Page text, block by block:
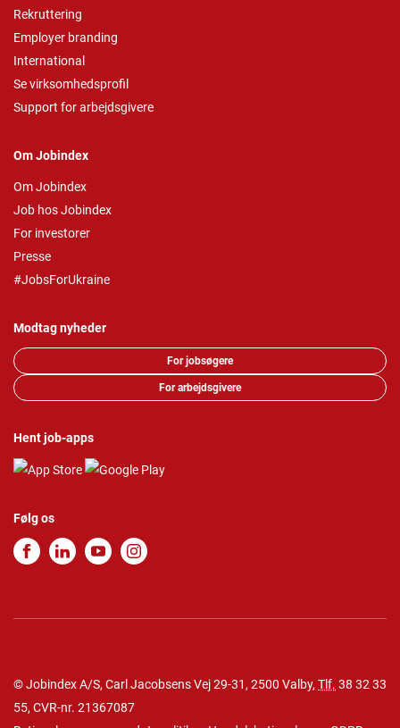
Rekruttering
Employer branding
International
Se virksomhedsprofil
Support for arbejdsgivere
Om Jobindex
Om Jobindex
Job hos Jobindex
For investorer
Presse
#JobsForUkraine
Modtag nyheder
For jobsøgere
For arbejdsgivere
Hent job-apps
Følg os
© Jobindex A/S, Carl Jacobsens Vej 29-31, 2500 Valby, Tlf. 38 32 33
55, CVR-nr. 21367087